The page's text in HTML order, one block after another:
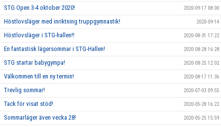
STG Open 3-4 oktober 2020! 2020-09-17 08:00
Höstlovsläger med inriktning truppgymnastik! 2020-09-14
Höstlovsläger i STG-hallen!! 2020-08-31 17:22
En fantastisk lägersommar i STG-Hallen! 2020-08-28 16:28
STG startar babygympa! 2020-08-25 12:02
Välkommen till en ny termin! 2020-08-17 11:36
Trevlig sommar! 2020-07-03 09:55
Tack för visat stöd! 2020-05-28 16:22
Sommarläger även vecka 28! 2020-05-25 15:59